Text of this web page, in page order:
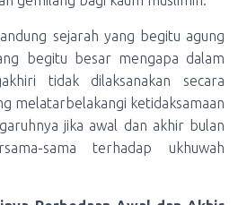
sejarah yang begitu agung
begitu besar mengapa dalam
tidak dilaksanakan secara
melatarbelakangi ketidaksamaan
jika awal dan akhir bulan
sama terhadap ukhuwah